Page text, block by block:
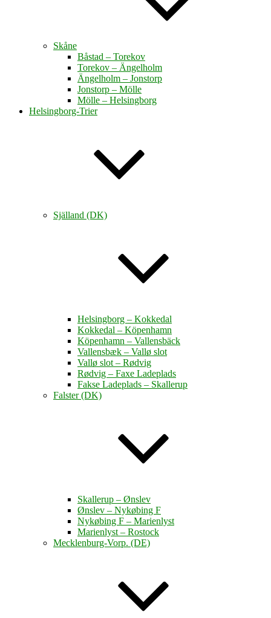
Skåne
Båstad – Torekov
Torekov – Ängelholm
Ängelholm – Jonstorp
Jonstorp – Mölle
Mölle – Helsingborg
Helsingborg-Trier
Själland (DK)
Helsingborg – Kokkedal
Kokkedal – Köpenhamn
Köpenhamn – Vallensbäck
Vallensbæk – Vallø slot
Vallø slot – Rødvig
Rødvig – Faxe Ladeplads
Fakse Ladeplads – Skallerup
Falster (DK)
Skallerup – Ønslev
Ønslev – Nykøbing F
Nykøbing F – Marienlyst
Marienlyst – Rostock
Mecklenburg-Vorp. (DE)